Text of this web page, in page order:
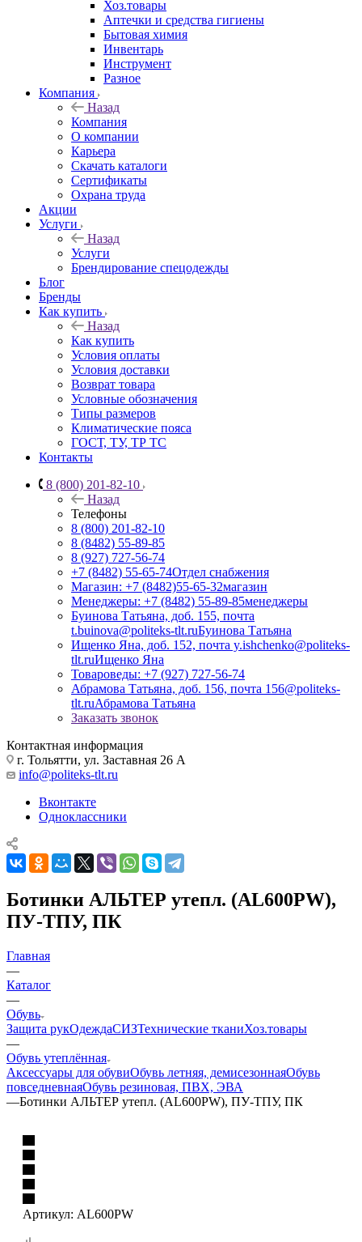
Хоз.товары
Аптечки и средства гигиены
Бытовая химия
Инвентарь
Инструмент
Разное
Компания
Назад
Компания
О компании
Карьера
Cкачать каталоги
Сертификаты
Охрана труда
Акции
Услуги
Назад
Услуги
Брендирование спецодежды
Блог
Бренды
Как купить
Назад
Как купить
Условия оплаты
Условия доставки
Возврат товара
Условные обозначения
Типы размеров
Климатические пояса
ГОСТ, ТУ, ТР ТС
Контакты
8 (800) 201-82-10
Назад
Телефоны
8 (800) 201-82-10
8 (8482) 55-89-85
8 (927) 727-56-74
+7 (8482) 55-65-74Отдел снабжения
Магазин: +7 (8482)55-65-32магазин
Менеджеры: +7 (8482) 55-89-85менеджеры
Буинова Татьяна, доб. 155, почта
t.buinova@politeks-tlt.ruБуинова Татьяна
Ищенко Яна, доб. 152, почта y.ishchenko@politeks-
tlt.ruИщенко Яна
Товароведы: +7 (927) 727-56-74
Абрамова Татьяна, доб. 156, почта 156@politeks-
tlt.ruАбрамова Татьяна
Заказать звонок
Контактная информация
г. Тольятти, ул. Заставная 26 А
info@politeks-tlt.ru
Вконтакте
Одноклассники
Ботинки АЛЬТЕР утепл. (AL600PW),
ПУ-ТПУ, ПК
Главная
—
Каталог
—
Обувь
Защита рукОдеждаСИЗТехнические тканиХоз.товары
—
Обувь утеплённая
Аксессуары для обувиОбувь летняя, демисезоннаяОбувь
повседневнаяОбувь резиновая, ПВХ, ЭВА
—Ботинки АЛЬТЕР утепл. (AL600PW), ПУ-ТПУ, ПК
Артикул: AL600PW